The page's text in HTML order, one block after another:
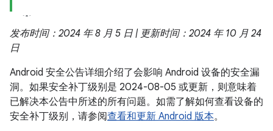
发布时间：2024 年 8 月 5 日 | 更新时间：2024 年 10 月 24
日
Android 安全公告详细介绍了会影响 Android 设备的安全漏
洞。如果安全补丁级别是 2024-08-05 或更新，则意味着
已解决本公告中所述的所有问题。如需了解如何查看设备的
安全补丁级别，请参阅查看和更新 Android 版本。